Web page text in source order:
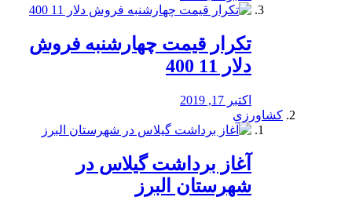
تکرار قیمت چهارشنبه فروش
دلار 11 400
اکتبر 17, 2019
کشاورزی
آغاز برداشت گیلاس در
شهرستان البرز